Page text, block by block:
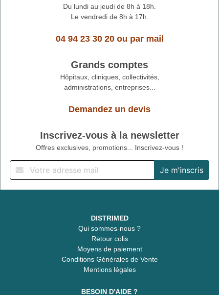
Du lundi au jeudi de 8h à 18h.
Le vendredi de 8h à 17h.
04 94 23 30 20ou par mail
Grands comptes
Hôpitaux, cliniques, collectivités,
administrations, entreprises...
Demandez un devis
Inscrivez-vous à la newsletter
Offres exclusives, promotions... Inscrivez-vous !
DISTRIMED
Qui sommes-nous ?
Retour colis
Moyens de paiement
Conditions Générales de Vente
Mentions légales
BESOIN D'AIDE ?